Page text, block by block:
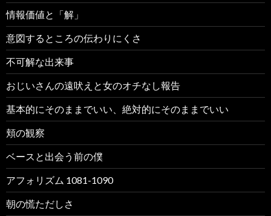
情報価値と「解」
意図するところの伝わりにくさ
不可解な出来事
おじいさんの遠吠えと女のオチなし報告
基本的にそのままでいい、絶対的にそのままでいい
頬の観察
ベースと出会う前の僕
アフォリズム 1081-1090
朝の慌ただしさ